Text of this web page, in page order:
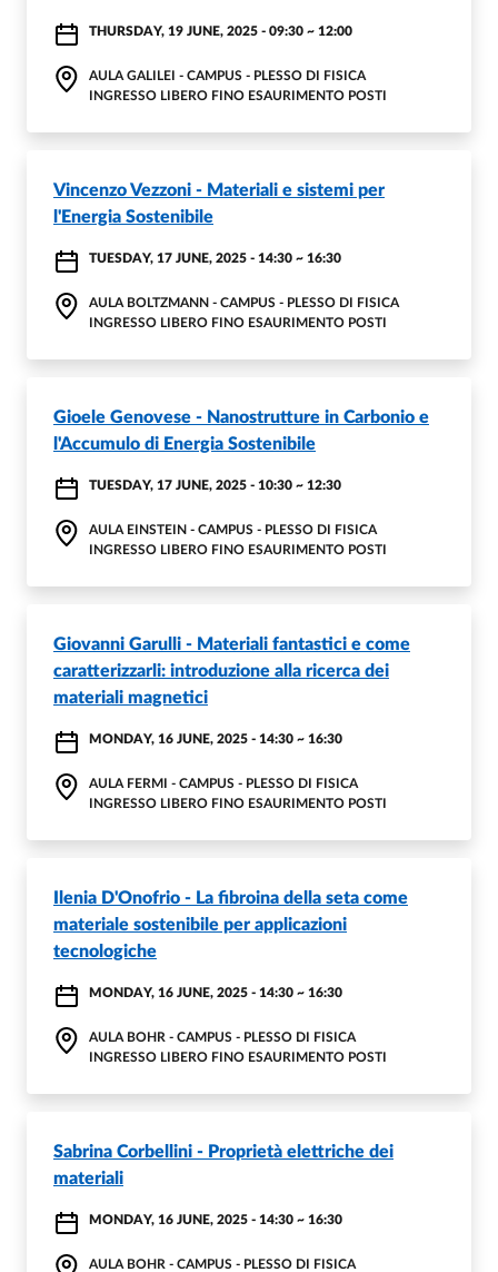
THURSDAY, 19 JUNE, 2025 - 09:30 ~ 12:00
AULA GALILEI - CAMPUS - PLESSO DI FISICA
INGRESSO LIBERO FINO ESAURIMENTO POSTI
Vincenzo Vezzoni - Materiali e sistemi per
l'Energia Sostenibile
TUESDAY, 17 JUNE, 2025 - 14:30 ~ 16:30
AULA BOLTZMANN - CAMPUS - PLESSO DI FISICA
INGRESSO LIBERO FINO ESAURIMENTO POSTI
Gioele Genovese - Nanostrutture in Carbonio e
l'Accumulo di Energia Sostenibile
TUESDAY, 17 JUNE, 2025 - 10:30 ~ 12:30
AULA EINSTEIN - CAMPUS - PLESSO DI FISICA
INGRESSO LIBERO FINO ESAURIMENTO POSTI
Giovanni Garulli - Materiali fantastici e come
caratterizzarli: introduzione alla ricerca dei
materiali magnetici
MONDAY, 16 JUNE, 2025 - 14:30 ~ 16:30
AULA FERMI - CAMPUS - PLESSO DI FISICA
INGRESSO LIBERO FINO ESAURIMENTO POSTI
Ilenia D'Onofrio - La fibroina della seta come
materiale sostenibile per applicazioni
tecnologiche
MONDAY, 16 JUNE, 2025 - 14:30 ~ 16:30
AULA BOHR - CAMPUS - PLESSO DI FISICA
INGRESSO LIBERO FINO ESAURIMENTO POSTI
Sabrina Corbellini - Proprietà elettriche dei
materiali
MONDAY, 16 JUNE, 2025 - 14:30 ~ 16:30
AULA BOHR - CAMPUS - PLESSO DI FISICA